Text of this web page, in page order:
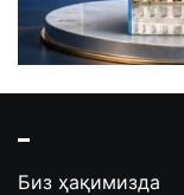
Биз ҳақимизда